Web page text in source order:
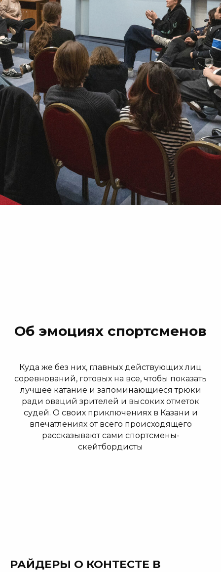
Об эмоциях спортсменов
Куда же без них, главных действующих лиц
соревнований, готовых на все, чтобы показать
лучшее катание и запоминающиеся трюки
ради оваций зрителей и высоких отметок
судей. О своих приключениях в Казани и
впечатлениях от всего происходящего
рассказывают сами спортсмены-
скейтбордисты
РАЙДЕРЫ О КОНТЕСТЕ В